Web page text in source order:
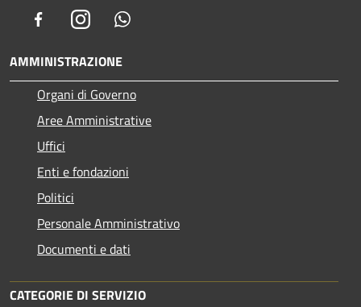
FacebookInstagram
AMMINISTRAZIONE
Organi di Governo
Aree Amministrative
Uffici
Enti e fondazioni
Politici
Personale Amministrativo
Documenti e dati
CATEGORIE DI SERVIZIO